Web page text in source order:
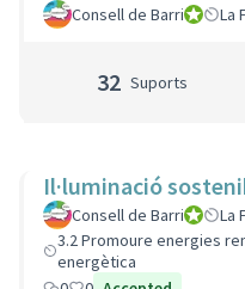
Consell de BarriConsell
La
32 Suports
Il·luminació
Consell de BarriConsell
La
3.2 Promoure energies
energètica